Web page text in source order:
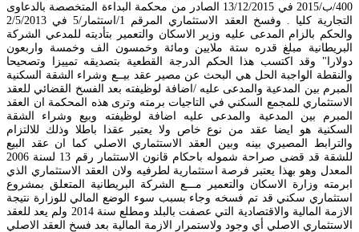
400/ب/2015 في 13/12/2015 الصادر من محكمة البداءة المتخصصة بالدعاوى
التجارية كليا . وفسخ العقد الاستثماري المرقم 1/استثمار/5 في 2/5/2013
والحكم بالزام المدعى عليه وزير الاسكان والتعمير بتأديته للمدعي الشركة
البريطانية مبلغ قدره ستة ملايين ومائة وخمسون الف وخمسة واربعون
دولارا" وقد اكتسب هذا الحكم الدرجة القطعية بتصديقه تمييزا وتصحيحا
والنقطة الواجبة الحل هي البحث عن مصير عقد بيــع وشراء الشقة السكنية
المبرم بين المدعية والمدعى عليه /اضافة لوظيفته بعد الفسخ القضائي للعقد
الاستثماري للمجمع السكني في التاجيات برمته وترى هذه المحكمة ان العقد
المبرم بين المدعية والمدعى عليه اضافة لوظيفته وبيع وشراء الشقة
السكنية هو ايضا عقد من نوع خاص ولا يعتبر عقدا باطلا وذلك للالتزام
والترابط المصيري بينه وبين العقد الاستثماري الاصلي كما ان عقد البيع
للشقة قد قضى صراحة شموله باحكام قانون الاستثمار رقم 13 لسنة 2006
المعدل وهو بهذا يعتبر فرصة استثمارية لطرفيه ولان العقد الاستثماري الذي
ابرمته وزارة الاسكان والتعمير مـــع الشركة البريطانية المتعلق بمشروع
استثماري سكني قد تم فسخه وجاء بسبب سوء الوضع المالي للوزارة نتيجة
الازمة المالية والاقتصادية التي عصفت بالبلد ومطلع سنة 2014 ولم يعد للعقد
الاستثماري الاصلي أي وجود ولاستمرار الازمة المالية بعد فسخ العقد الاصلي